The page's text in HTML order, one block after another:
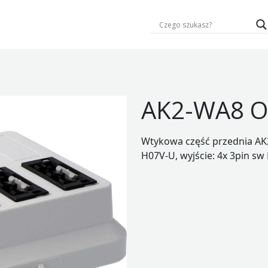
AK2-WA8
Wtykowa część przednia
H07V-U, wyjście: 4x 3pin